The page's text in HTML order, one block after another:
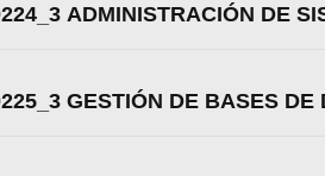
ADMINISTRACIÓN DE
GESTIÓN DE BASES DE